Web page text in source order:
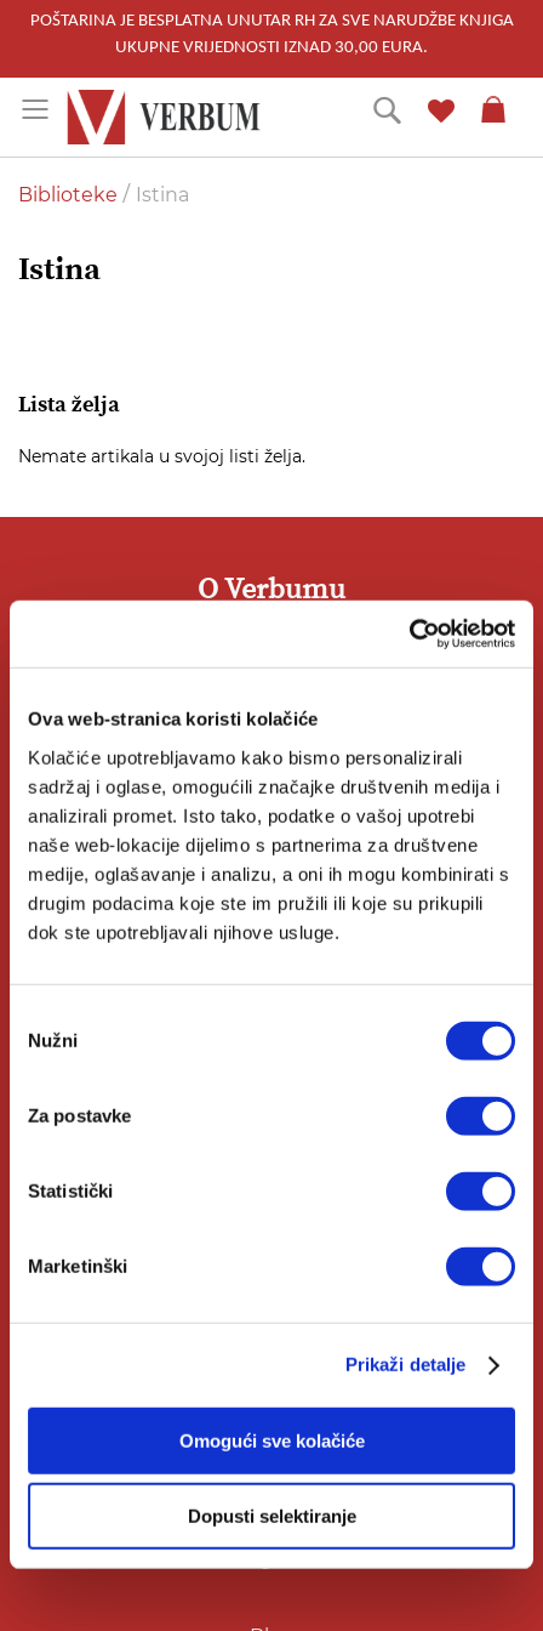
Ova web-stranica koristi kolačiće
Kolačiće upotrebljavamo kako bismo personalizirali
sadržaj i oglase, omogućili značajke društvenih medija i
analizirali promet. Isto tako, podatke o vašoj upotrebi
naše web-lokacije dijelimo s partnerima za društvene
medije, oglašavanje i analizu, a oni ih mogu kombinirati s
drugim podacima koje ste im pružili ili koje su prikupili
dok ste upotrebljavali njihove usluge.
pristanka
Nužni
Za postavke
Statistički
Marketinški
Prikaži detalje
Omogući sve kolačiće
Dopusti selektiranje
POŠTARINA JE BESPLATNA UNUTAR RH ZA SVE NARUDŽBE KNJIGA
UKUPNE VRIJEDNOSTI IZNAD 30,00 EURA.
to
Content
Traži
Biblioteke Istina
Istina
Lista želja
Nemate artikala u svojoj listi želja.
O Verbumu
O nama
Kontakt
Knjižare Verbum
Klub Verbum
Korisni linkovi
Nakladnici
Pomoć u kupnji
Zahtjev za raskid ugovora
Čitaj više